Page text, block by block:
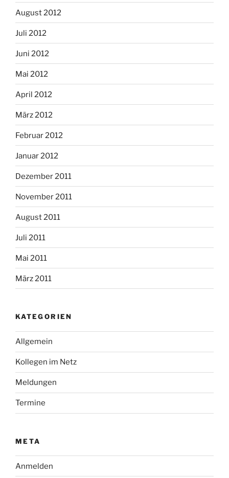
August 2012
Juli 2012
Juni 2012
Mai 2012
April 2012
März 2012
Februar 2012
Januar 2012
Dezember 2011
November 2011
August 2011
Juli 2011
Mai 2011
März 2011
KATEGORIEN
Allgemein
Kollegen im Netz
Meldungen
Termine
META
Anmelden